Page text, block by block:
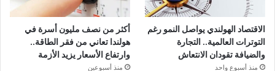
الاقتصاد الهولندي يواصل النمو رغم
التوترات العالمية.. التجارة
والضيافة تقودان الانتعاش
منذ أسبوع واحد
أكثر من نصف مليون أسرة في
هولندا تعاني من فقر الطاقة..
وارتفاع الأسعار يزيد الأزمة
منذ أسبوعين